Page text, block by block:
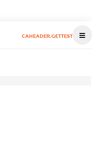
CAHEADER.GETTEST